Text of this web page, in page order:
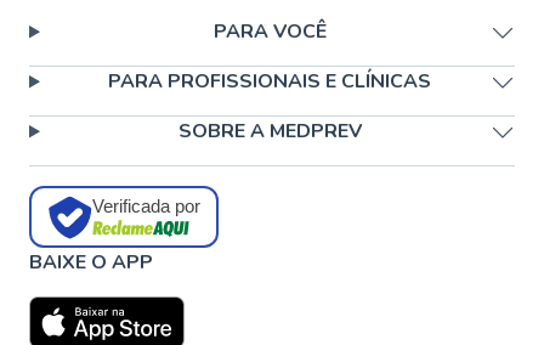
PARA VOCÊ
PARA PROFISSIONAIS E CLÍNICAS
SOBRE A MEDPREV
Verificada por
BAIXE O APP